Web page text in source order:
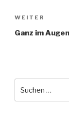
Nächster
Beitrag
WEITER
Ganz im